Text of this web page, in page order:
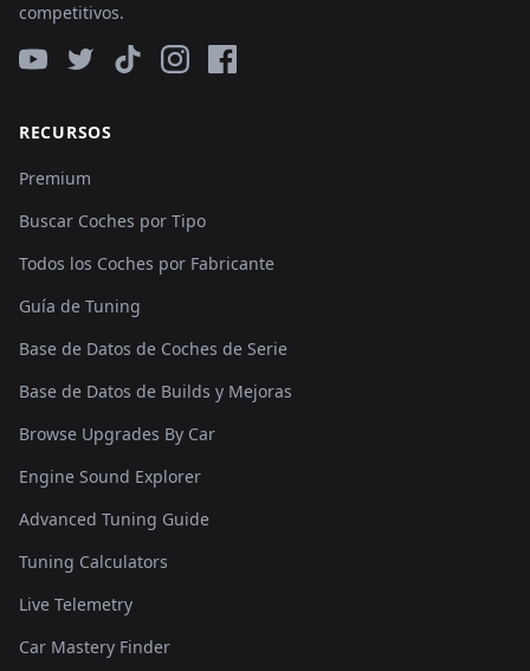
competitivos.
RECURSOS
Premium
Buscar Coches por Tipo
Todos los Coches por Fabricante
Guía de Tuning
Base de Datos de Coches de Serie
Base de Datos de Builds y Mejoras
Browse Upgrades By Car
Engine Sound Explorer
Advanced Tuning Guide
Tuning Calculators
Live Telemetry
Car Mastery Finder